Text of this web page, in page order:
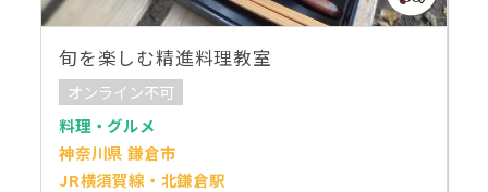
旬を楽しむ精進料理教室
オンライン不可
料理・グルメ
神奈川県 鎌倉市
JR横須賀線・北鎌倉駅